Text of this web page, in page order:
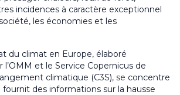
incidences à caractère exceptionnel
les économies et les
du climat en Europe, élaboré
et le Service Copernicus de
climatique (C3S), se concentre
fournit des informations sur la hausse